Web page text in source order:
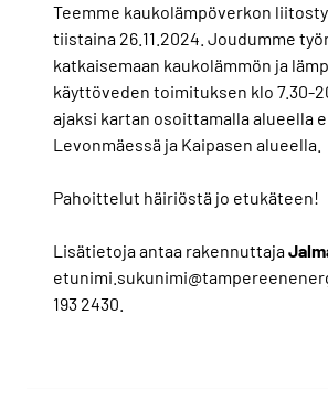
Teemme kaukolämpöverkon
tiistaina 26.11.2024. Joudumme
katkaisemaan kaukolämmön ja
käyttöveden toimituksen klo 7.30-
ajaksi kartan osoittamalla alueella
Levonmäessä ja Kaipasen alueella.
Pahoittelut häiriöstä jo etukäteen!
Lisätietoja antaa rakennuttaja
193 2430.